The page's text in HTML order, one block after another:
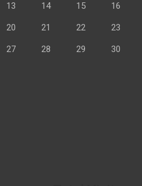
13 14 15 16
20 21 22 23
27 28 29 30